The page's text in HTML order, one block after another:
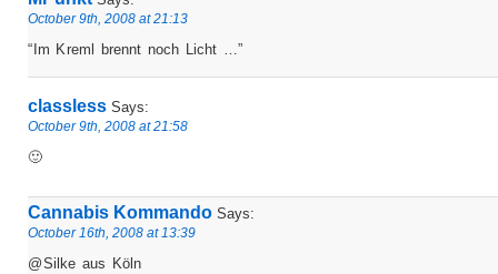
October 9th, 2008 at 21:13
“Im Kreml brennt noch Licht …”
classless Says:
October 9th, 2008 at 21:58
🙂
Cannabis Kommando Says:
October 16th, 2008 at 13:39
@Silke aus Köln